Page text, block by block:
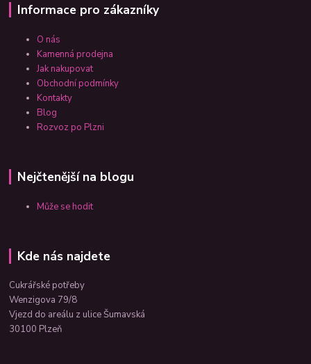
Informace pro zákazníky
O nás
Kamenná prodejna
Jak nakupovat
Obchodní podmínky
Kontakty
Blog
Rozvoz po Plzni
Nejčtenější na blogu
Může se hodit
Kde nás najdete
Cukrářské potřeby
Wenzigova 79/8
Vjezd do areálu z ulice Šumavská
30100 Plzeň